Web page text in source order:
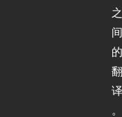
之
间
的
翻
译
。